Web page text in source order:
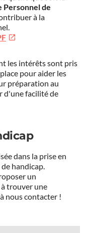
Personnel de
à la
les intérêts sont pris
pour aider les
préparation au
d'une facilité de
dans la prise en
handicap.
un
trouver une
nous contacter !